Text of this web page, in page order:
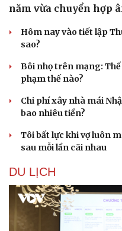
năm vừa chuyển hợp
Hôm nay vào tiết lập
sao?
Bôi nhọ trên mạng:
phạm thế nào?
Chi phí xây nhà mái
bao nhiêu tiền?
Tôi bất lực khi vợ luôn
sau mỗi lần cãi nhau
DU LỊCH